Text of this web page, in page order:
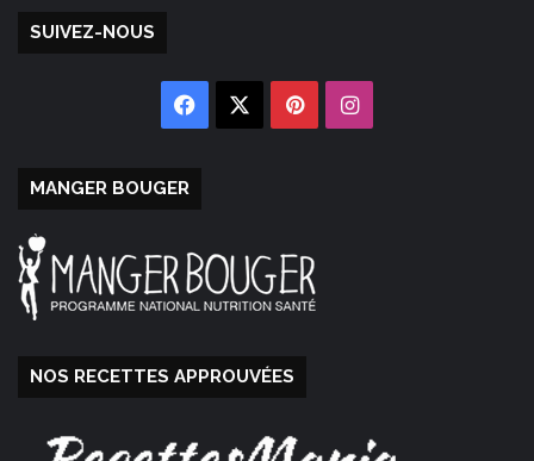
SUIVEZ-NOUS
Facebook PinterestInstagram
MANGER BOUGER
NOS RECETTES APPROUVÉES